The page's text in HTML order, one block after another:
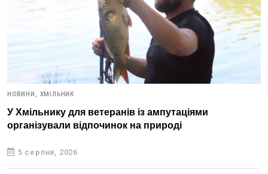
НОВИНИ, ХМІЛЬНИК
У Хмільнику для ветеранів із ампутаціями
організували відпочинок на природі
5 серпня, 2026